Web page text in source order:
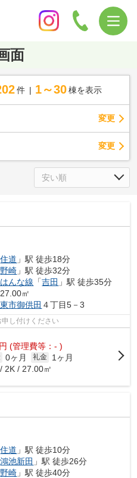
面
件 1～30 棟を表示
変更
変更
住道 」駅 徒歩18分
野崎 」駅 徒歩32分
んな線 「吉田 」駅 徒歩35分
㎡
市御供田 ４丁目5－3
し付けください
円 (管理費等：- )
0ヶ月 礼金
1ヶ月
2K / 27.00㎡
住道 」駅 徒歩10分
鴻池新田 」駅 徒歩26分
野崎 」駅 徒歩40分